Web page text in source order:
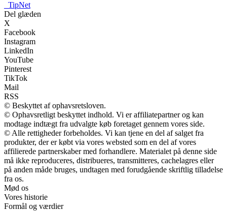
TipNet
Del glæden
X
Facebook
Instagram
LinkedIn
YouTube
Pinterest
TikTok
Mail
RSS
© Beskyttet af ophavsretsloven.
© Ophavsretligt beskyttet indhold. Vi er affiliatepartner og kan
modtage indtægt fra udvalgte køb foretaget gennem vores side.
© Alle rettigheder forbeholdes. Vi kan tjene en del af salget fra
produkter, der er købt via vores websted som en del af vores
affilierede partnerskaber med forhandlere. Materialet på denne side
må ikke reproduceres, distribueres, transmitteres, cachelagres eller
på anden måde bruges, undtagen med forudgående skriftlig tilladelse
fra os.
Mød os
Vores historie
Formål og værdier